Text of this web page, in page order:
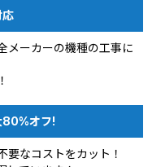
メーカーの機種の工事に
80%オフ!
要なコストをカット！